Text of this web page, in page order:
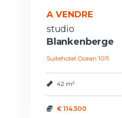
A VENDRE
studio
Blankenberge
Suitehotel Ocean 1011
42 m²
€ 114.500